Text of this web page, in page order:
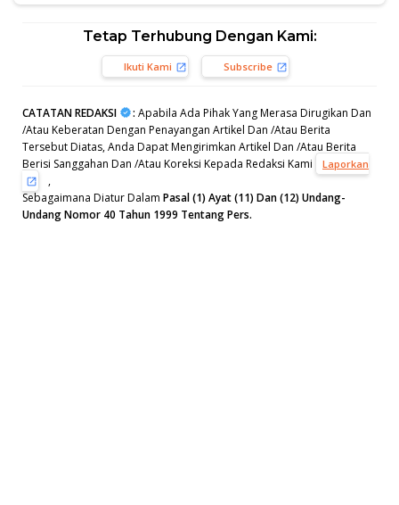
Tetap Terhubung Dengan Kami:
Ikuti Kami Subscribe
CATATAN REDAKSI : Apabila Ada Pihak Yang Merasa Dirugikan Dan
/Atau Keberatan Dengan Penayangan Artikel Dan /Atau Berita
Tersebut Diatas, Anda Dapat Mengirimkan Artikel Dan /Atau Berita
Berisi Sanggahan Dan /Atau Koreksi Kepada Redaksi Kami
Laporkan
,
Sebagaimana Diatur Dalam Pasal (1) Ayat (11) Dan (12) Undang-
Undang Nomor 40 Tahun 1999 Tentang Pers.